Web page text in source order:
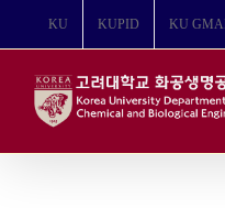
뛰
KU KUPID KU